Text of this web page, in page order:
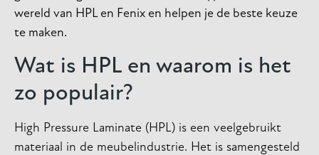
wereld van HPL en Fenix en helpen je de beste keuze
te maken.
Wat is HPL en waarom is het
zo populair?
High Pressure Laminate (HPL) is een veelgebruikt
materiaal in de meubelindustrie. Het is samengesteld